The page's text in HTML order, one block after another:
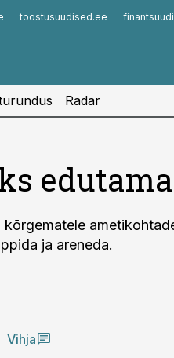
toostusuudised.ee
Radar
edutama
ja areneda.
Vihja